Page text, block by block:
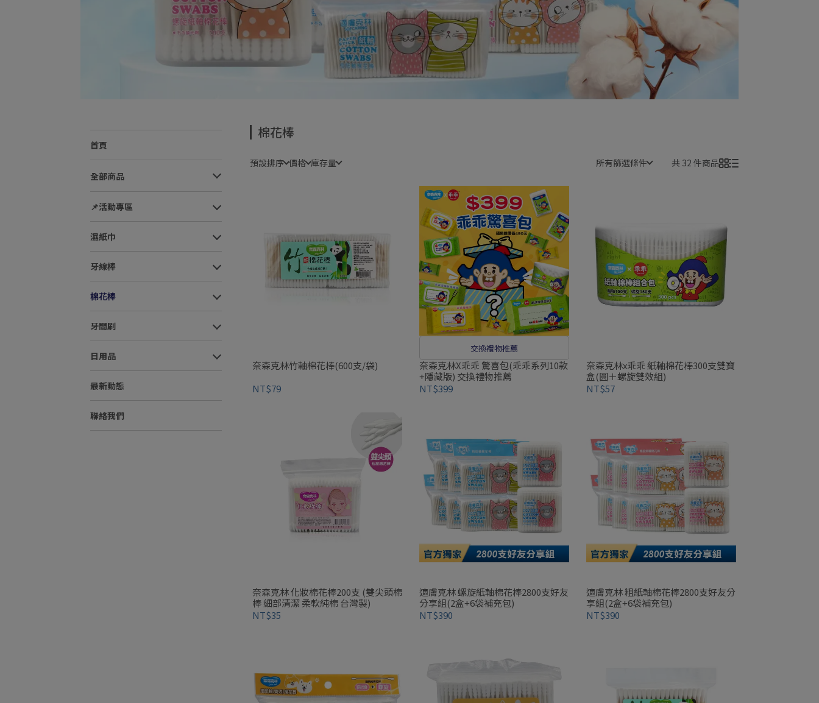
首頁
全部商品
📌活動專區
濕紙巾
牙線棒
棉花棒
牙間刷
日用品
最新動態
聯絡我們
棉花棒
預設排序 價格 庫存量 所有篩選條件 共 32 件商品
奈森克林竹軸棉花棒(600支/袋)
NT$79
交換禮物推薦
奈森克林X乖乖 驚喜包(乖乖系列10款
+隱藏版) 交換禮物推薦
NT$399
奈森克林x乖乖 紙軸棉花棒300支雙寶
盒(圓＋螺旋雙效組)
NT$57
奈森克林 化妝棉花棒200支 (雙尖頭棉
棒 細部清潔 柔軟純棉 台灣製)
NT$35
適膚克林 螺旋紙軸棉花棒2800支好友
分享組(2盒+6袋補充包)
NT$390
適膚克林 粗紙軸棉花棒2800支好友分
享組(2盒+6袋補充包)
NT$390